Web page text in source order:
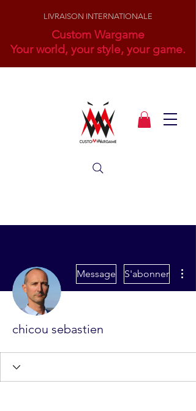
LIVRAISON INTERNATIONALE
Custom Wargame
Your world, your style, your game.
Message S'abonner
chicou sebastien